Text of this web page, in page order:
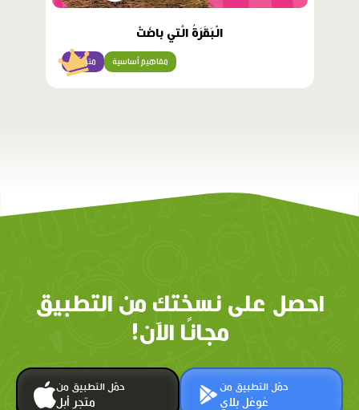
الْبَقَرَةُ الَّتي باضَتْ
متوسّط مفاهيم أساسية
احصل على نسختك من التطبيق
مجانًا الآن!
حمّل التطبيق من
متجر أبل
حمّل التطبيق من
غوغل بلاي